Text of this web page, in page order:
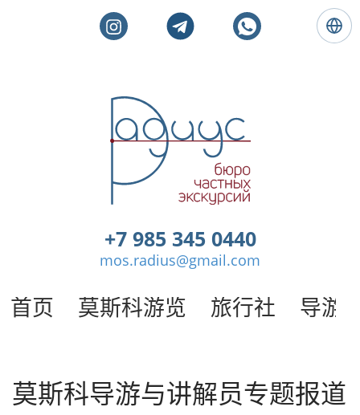
莫
斯
科
游
。
莫
斯
导
游
语
+7 985 345 0440
mos.radius@gmail.com
首页 莫斯科游览 旅行社 导游
莫斯科私人旅游和导游
莫斯科导游与讲解员专题报道